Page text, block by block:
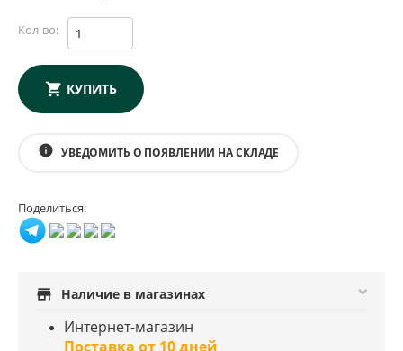
Кол-во:
КУПИТЬ
info УВЕДОМИТЬ О ПОЯВЛЕНИИ НА СКЛАДЕ
Поделиться:
store Наличие в магазинах
Интернет-магазин
Поставка от 10 дней